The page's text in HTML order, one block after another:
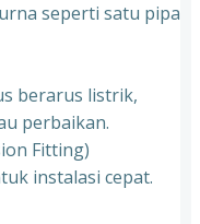
seperti satu pipa
berarus listrik,
perbaikan.
Fitting)
instalasi cepat.